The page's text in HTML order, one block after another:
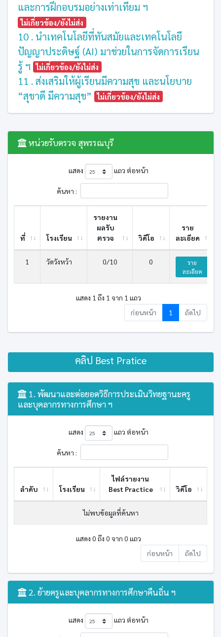
และการฝึกอบรมอย่างเท่าเทียม ฯ
ไม่เกี่ยวข้อง/ยังไม่ส่ง
10 . นำเทคโนโลยีที่ทันสมัยและเทคโนโลยี
ปัญญาประดิษฐ์ (AI) มาช่วยในการจัดการเรียน
รู้ ฯ
ไม่เกี่ยวข้อง/ยังไม่ส่ง
11 . ส่งเสริมให้ผู้เรียนมีความสุข และนโยบาย
“สุขาดี มีความสุข”
ไม่เกี่ยวข้อง/ยังไม่ส่ง
หน่วยรับตรวจ สุพรรณบุรี
แสดง แถว ต่อหน้า
ค้นหา :
ที่ โรงเรียน
รายงาน
ผลรับ
ตรวจ
วิดีโอ
ราย
ละเอียด
1 วัดวังหว้า 0/10 0
ราย
ละเอียด
แสดง 1 ถึง 1 จาก 1 แถว
ก่อนหน้า
1 ถัดไป
คลิป Best Pratice
1. พัฒนาและต่อยอดวิธีการประเมินวิทยฐานะครู
และบุคลากรทางการศึกษา ฯ
แสดง แถว ต่อหน้า
ค้นหา :
ลำดับ โรงเรียน
ไฟล์รายงาน
Best ​Practice
วิดีโอ
ไม่พบข้อมูลที่ค้นหา
แสดง 0 ถึง 0 จาก 0 แถว
ก่อนหน้า
ถัดไป
2. ย้ายครูและบุคลากรทางการศึกษาคืนถิ่น ฯ
แสดง แถว ต่อหน้า